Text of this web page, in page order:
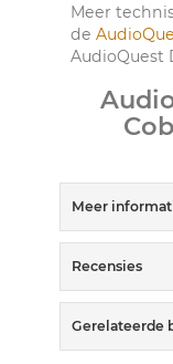
Meer
de
AudioQuest
Meer
Recensies
Gerelateerde